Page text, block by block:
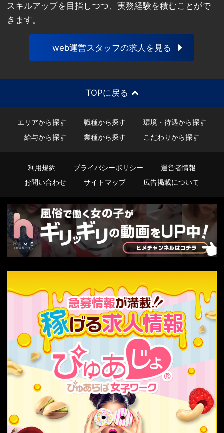
スキルアップを目指しつつ、実務経験を積むことがで
きます。
web運営スタッフの求人を見る
TOPに戻る
エリアから探す 職種から探す
環境・待遇から探す
給与から探す
業種から探す こだわりから探す
利用規約 プライバシーポリシー
運営者情報
お問い合わせ
サイトマップ 広告掲載について